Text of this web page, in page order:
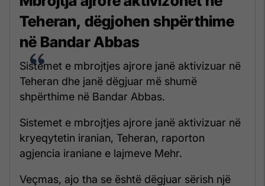
Teheran, dëgjohen shpërthime
në Bandar Abbas
Sistemet e mbrojtjes ajrore janë aktivizuar në
Teheran dhe janë dëgjuar më shumë
shpërthime në Bandar Abbas.
Sistemet e mbrojtjes ajrore janë aktivizuar në
kryeqytetin iranian, Teheran, raporton
agjencia iraniane e lajmeve Mehr.
Veçmas, ajo tha se është dëgjuar sërish një